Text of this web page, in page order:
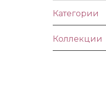
Категории
Коллекции